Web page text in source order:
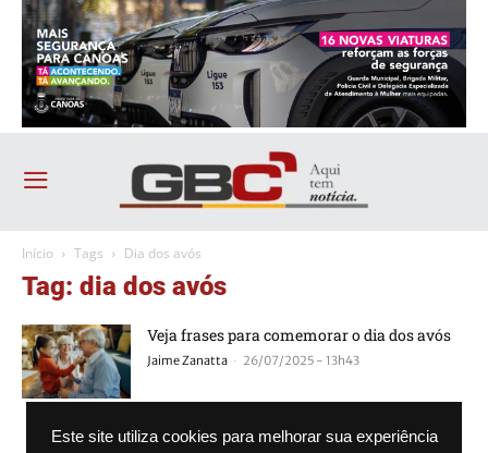
Este site utiliza cookies para melhorar sua experiência
Início Tags Dia dos avós
Tag: dia dos avós
Veja frases para comemorar o dia dos avós
Jaime Zanatta - 26/07/2025 - 13h43